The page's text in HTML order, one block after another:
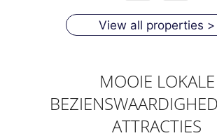
View all properties >
MOOIE LOKALE
ATTRACTIES